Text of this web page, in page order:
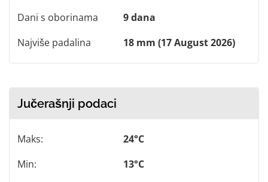
Dani s oborinama
9 dana
Najviše padalina
18 mm (17 August 2026)
Jučerašnji podaci
Maks:
24°C
Min:
13°C